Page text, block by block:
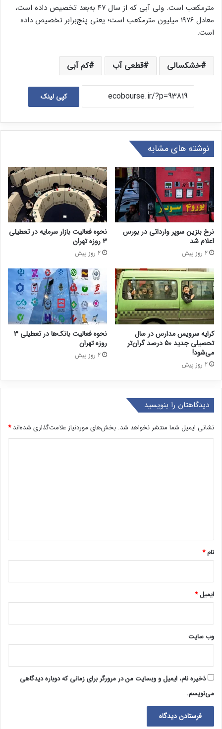
مترمکعب است. ولی آبی که از سال ۴۷ به‌بعد تخصیص داده است،
معادل ۱۹۷۶ میلیون مترمکعب است؛ یعنی پنج‌برابر تخصیص داده
است.
خشکسالی قطعی آب کم آبی
کپی لینک
نوشته های مشابه
نرخ بنزین سوپر وارداتی در بورس
اعلام شد
2 روز پیش
نحوه فعالیت بازار سرمایه در تعطیلی
۳ روزه تهران
2 روز پیش
کرایه سرویس مدارس در سال
تحصیلی جدید ۵۰ درصد گران‌تر
می‌شود!
2 روز پیش
نحوه فعالیت بانک‌ها در تعطیلی ۳
روزه تهران
2 روز پیش
دیدگاهتان را بنویسید
نشانی ایمیل شما منتشر نخواهد شد. بخش‌های موردنیاز علامت‌گذاری شده‌اند*
نام*
ایمیل*
وب‌ سایت
ذخیره نام، ایمیل و وبسایت من در مرورگر برای زمانی که دوباره دیدگاهی
می‌نویسم.